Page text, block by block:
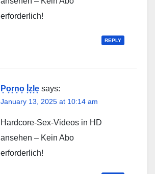
erforderlich!
REPLY
P͙o͙r͙n͙o͙ İ͙z͙l͙e͙ says:
January 13, 2025 at 10:14 am
Hardcore-Sex-Videos in HD
ansehen – Kein Abo
erforderlich!